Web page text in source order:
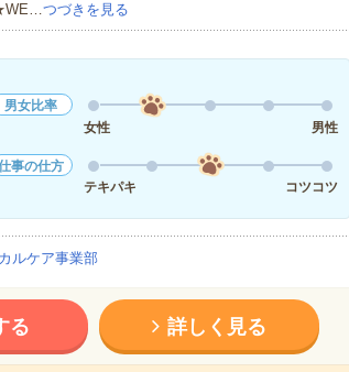
つづきを見る
男女比率
女性
男性
事の仕方
テキパキ
コツコツ
ルケア事業部
る 詳しく見る